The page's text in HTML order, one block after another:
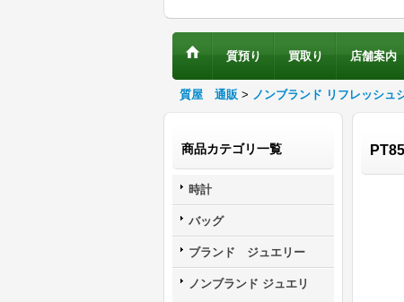
質預り 買取り 店舗案内
質屋 通販 > ノンブランド リフレッシュ
商品カテゴリ一覧
時計
バッグ
ブランド ジュエリー
ノンブランド ジュエリ